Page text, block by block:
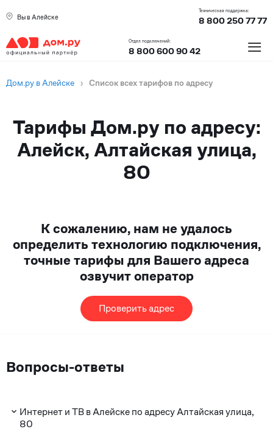
Вы в Алейске
Техническая поддержка:
8 800 250 77 77
Отдел подключений:
8 800 600 90 42 ≡
Дом.ру в Алейске › Список всех тарифов по адресу
Тарифы Дом.ру по адресу:
Алейск, Алтайская улица,
80
К сожалению, нам не удалось
определить технологию подключения,
точные тарифы для Вашего адреса
озвучит оператор
Проверить адрес
Вопросы-ответы
Интернет и ТВ в Алейске по адресу Алтайская улица,
80